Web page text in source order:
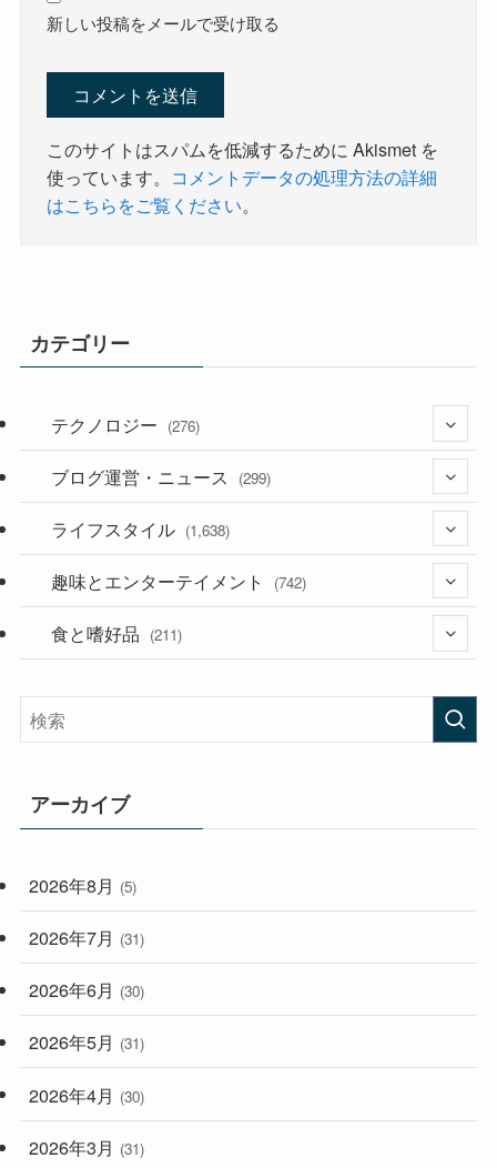
新しい投稿をメールで受け取る
このサイトはスパムを低減するために Akismet を
使っています。 コメントデータの処理方法の詳細
はこちらをご覧ください。
カテゴリー
テクノロジー (276)
(36)
(187)
ブログ運営・ニュース (299)
(118)
(181)
ライフスタイル (1,638)
(394)
(282)
(33)
(248)
趣味とエンターテイメント (742)
(56)
食と嗜好品 (211)
アーカイブ
2026年8月 (5)
2026年7月 (31)
2026年6月 (30)
2026年5月 (31)
2026年4月 (30)
2026年3月 (31)